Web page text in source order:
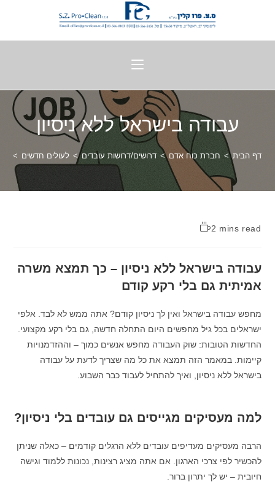
עבודה בישראל ללא ניסיון
דף הבית > חברת כוח אדם > דרושים/דרושות עובדים > לעולים חדשים >
2 mins read
עבודה בישראל ללא ניסיון – כך תמצא משרה
אמיתית גם בלי רקע קודם
מחפש עבודה בישראל ואין לך ניסיון קודם? אתה ממש לא לבד. אלפי
ישראלים בכל גיל מחפשים היום התחלה חדשה, גם בלי רקע מקצועי.
החדשות הטובות: שוק העבודה מחפש אנשים כמוך – וההזדמנויות
קיימות. במאמר הזה תמצא את כל מה שצריך לדעת על עבודה
בישראל ללא ניסיון, ואיך להתחיל לעבוד כבר השבוע.
למה מעסיקים מגייסים גם עובדים בלי ניסיון?
הרבה מעסיקים מעדיפים עובדים ללא הרגלים קודמים – כאלה שניתן
להכשיר לפי צרכי הארגון. אם אתה מציג רצינות, נכונות ללמוד וגישה
חיובית – יש לך יתרון ברור.